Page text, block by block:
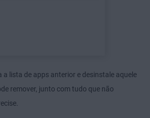
a lista de apps anterior e desinstale aquele
remover, junto com tudo que não